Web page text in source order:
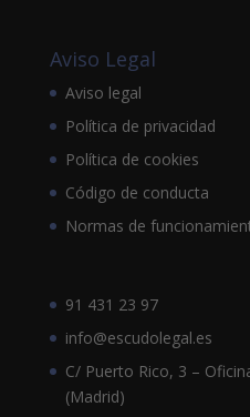
Aviso Legal
Aviso legal
Política de privacidad
Política de cookies
Código de conducta
Normas de
91 431 23 97
info@escudolegal.es
C/ Puerto Rico, 3 –
(Madrid)